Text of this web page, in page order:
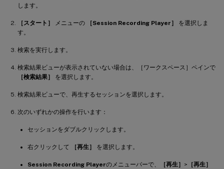
します。
［スタート］ メニューの ［Session Recording Player］
を選択しま
す。
検索を実行します。
検索結果ビューが表示されていない場合は、［ワークスペース］ペインで
［検索結果］
を選択します。
検索結果ビューで、再生するセッションを選択します。
次のいずれかの操作を行います：
セッションをダブルクリックします。
右クリックして ［再生］ を選択します。
Session Recording Playerのメニューバーで、 ［再生］ > ［再生］